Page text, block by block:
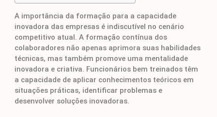
A importância da formação para a capacidade
inovadora das empresas é indiscutível no cenário
competitivo atual. A formação contínua dos
colaboradores não apenas aprimora suas habilidades
técnicas, mas também promove uma mentalidade
inovadora e criativa. Funcionários bem treinados têm
a capacidade de aplicar conhecimentos teóricos em
situações práticas, identificar problemas e
desenvolver soluções inovadoras.